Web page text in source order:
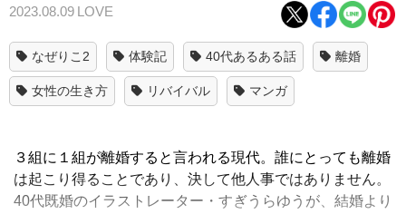
2023.08.09 LOVE
なぜりこ2 体験記 40代あるある話 離婚
女性の生き方 リバイバル マンガ
３組に１組が離婚すると言われる現代。誰にとっても離婚
は起こり得ることであり、決して他人事ではありません。
40代既婚のイラストレーター・すぎうらゆうが、結婚より